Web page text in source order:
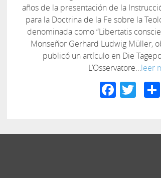
años de la presentación de la
para la Doctrina de la Fe sobre la
denominada como “Libertatis
Monseñor Gerhard Ludwig Müller,
publicó un artículo en Die
L’Osservatore…leer